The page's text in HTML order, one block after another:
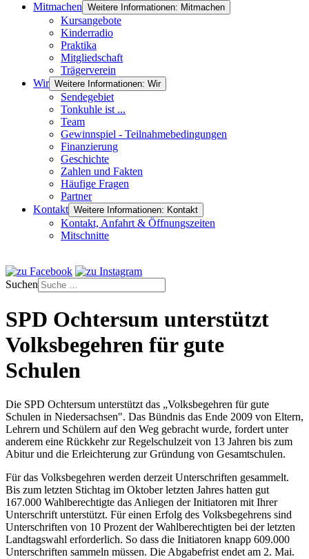
Mitmachen Weitere Informationen: Mitmachen
Kursangebote
Kinderradio
Praktika
Mitgliedschaft
Trägerverein
Wir Weitere Informationen: Wir
Sendegebiet
Tonkuhle ist ...
Team
Gewinnspiel - Teilnahmebedingungen
Finanzierung
Geschichte
Zahlen und Fakten
Häufige Fragen
Partner
Kontakt Weitere Informationen: Kontakt
Kontakt, Anfahrt & Öffnungszeiten
Mitschnitte
Suchen
SPD Ochtersum unterstützt
Volksbegehren für gute
Schulen
Die SPD Ochtersum unterstützt das „Volksbegehren für gute
Schulen in Niedersachsen". Das Bündnis das Ende 2009 von Eltern,
Lehrern und Schülern auf den Weg gebracht wurde, fordert unter
anderem eine Rückkehr zur Regelschulzeit von 13 Jahren bis zum
Abitur und die Erleichterung zur Gründung von Gesamtschulen.
Für das Volksbegehren werden derzeit Unterschriften gesammelt.
Bis zum letzten Stichtag im Oktober letzten Jahres hatten gut
167.000 Wahlberechtigte das Anliegen der Initiatoren mit Ihrer
Unterschrift unterstützt. Für einen Erfolg des Volksbegehrens sind
Unterschriften von 10 Prozent der Wahlberechtigten bei der letzten
Landtagswahl erforderlich. So dass die Initiatoren knapp 609.000
Unterschriften sammeln müssen. Die Abgabefrist endet am 2. Mai.